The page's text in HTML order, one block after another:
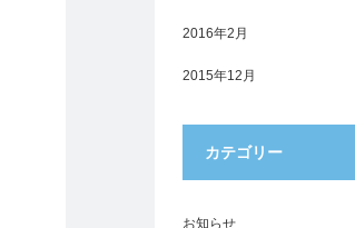
2016年2月
2015年12月
カテゴリー
お知らせ